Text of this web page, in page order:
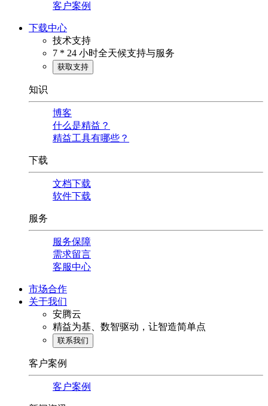
客户案例
下载中心
技术支持
7 * 24 小时全天候支持与服务
获取支持
知识
博客
什么是精益？
精益工具有哪些？
下载
文档下载
软件下载
服务
服务保障
需求留言
客服中心
市场合作
关于我们
安腾云
精益为基、数智驱动，让智造简单点
联系我们
客户案例
客户案例